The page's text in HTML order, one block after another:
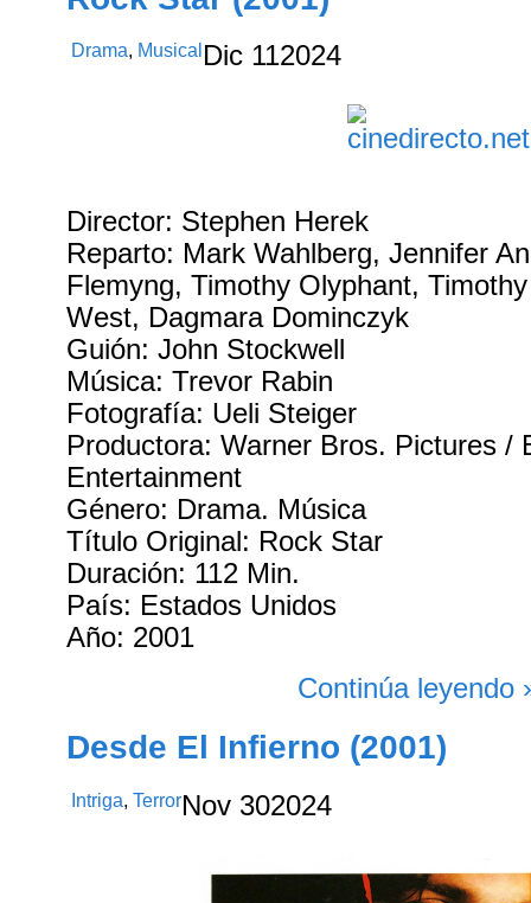
Drama, Musical Dic 112024
Director: Stephen Herek
Reparto: Mark Wahlberg, Jennifer
Flemyng, Timothy Olyphant,
West, Dagmara Dominczyk
Guión: John Stockwell
Música: Trevor Rabin
Fotografía: Ueli Steiger
Productora: Warner Bros. Pictures /
Entertainment
Género: Drama. Música
Título Original: Rock Star
Duración: 112 Min.
País: Estados Unidos
Año: 2001
Continúa leyendo
Desde El Infierno (2001)
Intriga,TerrorNov 302024